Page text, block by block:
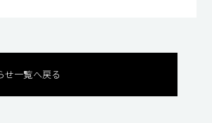
せ一覧へ戻る